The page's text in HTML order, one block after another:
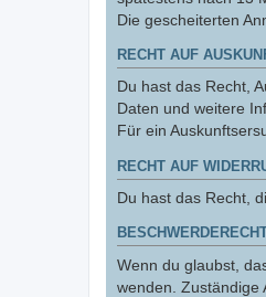
Die gescheiterten
RECHT AUF
Du hast das Recht,
Daten und weitere
Für ein
RECHT AUF
Du hast das Recht,
Wenn du glaubst,
wenden. Zuständige